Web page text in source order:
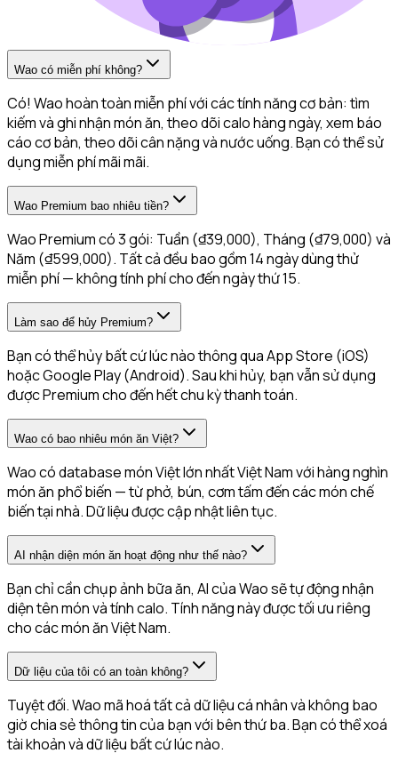
Wao có miễn phí không?
Có! Wao hoàn toàn miễn phí với các tính năng cơ bản: tìm
kiếm và ghi nhận món ăn, theo dõi calo hàng ngày, xem báo
cáo cơ bản, theo dõi cân nặng và nước uống. Bạn có thể sử
dụng miễn phí mãi mãi.
Wao Premium bao nhiêu tiền?
Wao Premium có 3 gói: Tuần (₫39,000), Tháng (₫79,000) và
Năm (₫599,000). Tất cả đều bao gồm 14 ngày dùng thử
miễn phí — không tính phí cho đến ngày thứ 15.
Làm sao để hủy Premium?
Bạn có thể hủy bất cứ lúc nào thông qua App Store (iOS)
hoặc Google Play (Android). Sau khi hủy, bạn vẫn sử dụng
được Premium cho đến hết chu kỳ thanh toán.
Wao có bao nhiêu món ăn Việt?
Wao có database món Việt lớn nhất Việt Nam với hàng nghìn
món ăn phổ biến — từ phở, bún, cơm tấm đến các món chế
biến tại nhà. Dữ liệu được cập nhật liên tục.
AI nhận diện món ăn hoạt động như thế nào?
Bạn chỉ cần chụp ảnh bữa ăn, AI của Wao sẽ tự động nhận
diện tên món và tính calo. Tính năng này được tối ưu riêng
cho các món ăn Việt Nam.
Dữ liệu của tôi có an toàn không?
Tuyệt đối. Wao mã hoá tất cả dữ liệu cá nhân và không bao
giờ chia sẻ thông tin của bạn với bên thứ ba. Bạn có thể xoá
tài khoản và dữ liệu bất cứ lúc nào.